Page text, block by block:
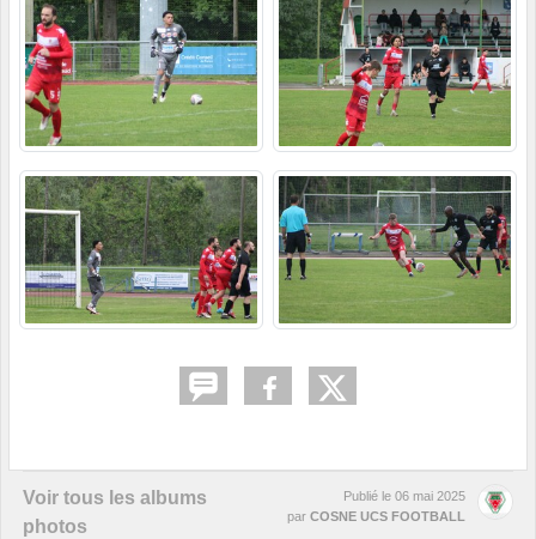
Voir tous les albums
photos
Publié le 06 mai 2025
par COSNE UCS FOOTBALL